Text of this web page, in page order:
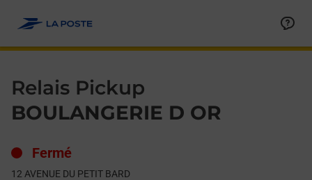
Relais Pickup
BOULANGERIE D OR
Fermé
12 AVENUE DU PETIT BARD